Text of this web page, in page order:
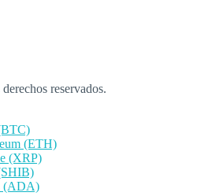
reservados.
(ETH)
(XRP)
(ADA)